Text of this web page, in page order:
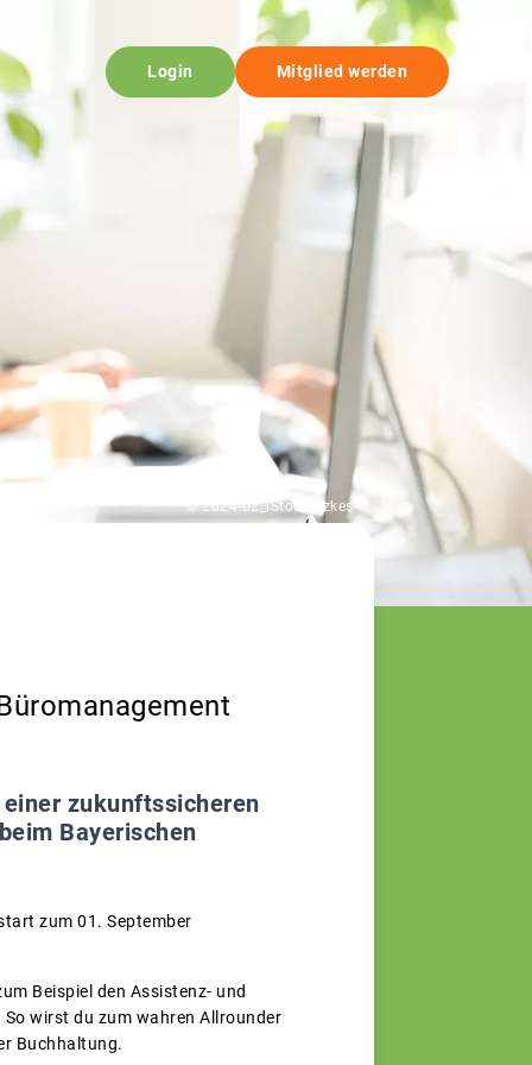
Login Mitglied werden
© 2024-02_iStock-fizkes
zukunftssicheren
Bayerischen
zum 01. September
Beispiel den Assistenz- und
wirst du zum wahren Allrounder
Buchhaltung.